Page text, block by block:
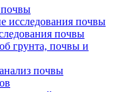
исследования почвы
почвы
грунта, почвы и
почвы